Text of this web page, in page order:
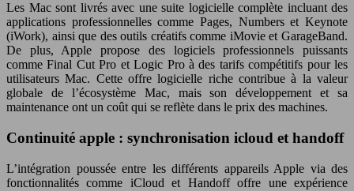
Les Mac sont livrés avec une suite logicielle complète incluant des
applications professionnelles comme Pages, Numbers et Keynote
(iWork), ainsi que des outils créatifs comme iMovie et GarageBand.
De plus, Apple propose des logiciels professionnels puissants
comme Final Cut Pro et Logic Pro à des tarifs compétitifs pour les
utilisateurs Mac. Cette offre logicielle riche contribue à la valeur
globale de l’écosystème Mac, mais son développement et sa
maintenance ont un coût qui se reflète dans le prix des machines.
Continuité apple : synchronisation icloud et handoff
L’intégration poussée entre les différents appareils Apple via des
fonctionnalités comme iCloud et Handoff offre une expérience